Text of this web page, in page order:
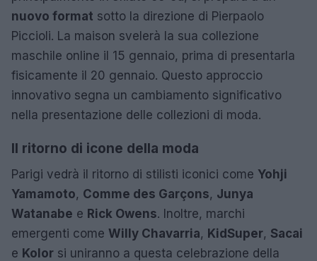
nuovo format sotto la direzione di Pierpaolo
Piccioli. La maison svelerà la sua collezione
maschile online il 15 gennaio, prima di presentarla
fisicamente il 20 gennaio. Questo approccio
innovativo segna un cambiamento significativo
nella presentazione delle collezioni di moda.
Il ritorno di icone della moda
Parigi vedrà il ritorno di stilisti iconici come Yohji
Yamamoto, Comme des Garçons, Junya
Watanabe e Rick Owens. Inoltre, marchi
emergenti come Willy Chavarria, KidSuper, Sacai
e Kolor si uniranno a questa celebrazione della